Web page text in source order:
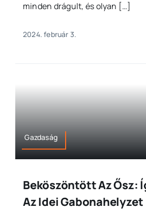
minden drágult, és olyan […]
2024. február 3.
Gazdaság
Beköszöntött Az Ősz:
Az Idei Gabonahelyzet